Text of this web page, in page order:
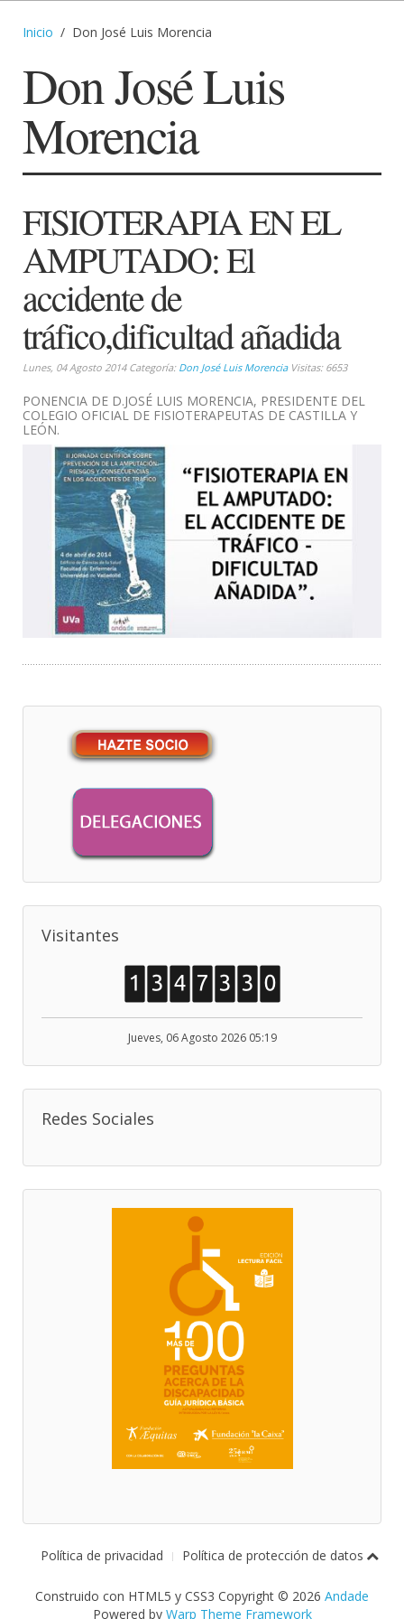
Inicio Don José Luis Morencia
Don José Luis
Morencia
FISIOTERAPIA EN EL
AMPUTADO: El
accidente de
tráfico,dificultad añadida
Lunes, 04 Agosto 2014 Categoría: Don José Luis MorenciaVisitas: 6653
PONENCIA DE D.JOSÉ LUIS MORENCIA, PRESIDENTE DEL
COLEGIO OFICIAL DE FISIOTERAPEUTAS DE CASTILLA Y
LEÓN.
Visitantes
Jueves, 06 Agosto 2026 05:19
Redes Sociales
Política de privacidad Política de protección de datos
Construido con HTML5 y CSS3 Copyright © 2026 Andade
Powered by Warp Theme Framework